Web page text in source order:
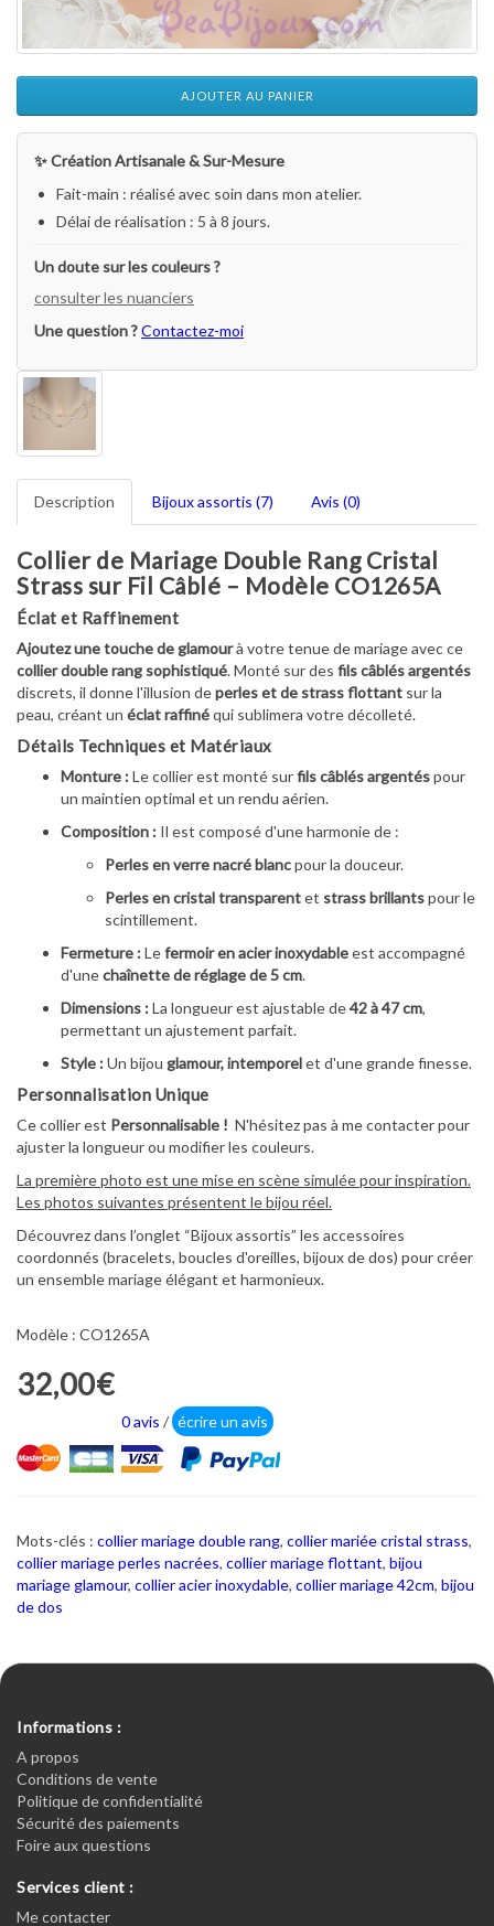
AJOUTER AU PANIER
✨ Création Artisanale & Sur-Mesure
Fait-main : réalisé avec soin dans mon atelier.
Délai de réalisation : 5 à 8 jours.
Un doute sur les couleurs ?
consulter les nuanciers
Une question ?Contactez-moi
Description Bijoux assortis (7) Avis (0)
Collier de Mariage Double Rang Cristal
Strass sur Fil Câblé – Modèle CO1265A
Éclat et Raffinement
Ajoutez une touche de glamourà votre tenue de mariage avec ce
collier double rang sophistiqué. Monté sur des fils câblés argentés
discrets, il donne l'illusion deperles et de strass flottant sur la
peau, créant un éclat raffinéqui sublimera votre décolleté.
Détails Techniques et Matériaux
Monture :Le collier est monté surfils câblés argentéspour
un maintien optimal et un rendu aérien.
Composition : Il est composé d'une harmonie de :
Perles en verre nacré blancpour la douceur.
Perles en cristal transparentet strass brillantspour le
scintillement.
Fermeture :Lefermoir en acier inoxydableest accompagné
d'unechaînette de réglage de 5 cm.
Dimensions :La longueur est ajustable de42 à 47 cm,
permettant un ajustement parfait.
Style :Un bijou glamour, intemporelet d'une grande finesse.
Personnalisation Unique
Ce collier est Personnalisable ! N'hésitez pas à me contacter pour
ajuster la longueur ou modifier les couleurs.
La première photo est une mise en scène simulée pour inspiration.
Les photos suivantes présentent le bijou réel.
Découvrez dans l’onglet “Bijoux assortis” les accessoires
coordonnés (bracelets, boucles d'oreilles, bijoux de dos) pour créer
un ensemble mariage élégant et harmonieux.
Modèle : CO1265A
32,00€
0 avis / écrire un avis
Mots-clés : collier mariage double rang, collier mariée cristal strass,
collier mariage perles nacrées, collier mariage flottant, bijou
mariage glamour, collier acier inoxydable, collier mariage 42cm, bijou
de dos
Informations :
A propos
Conditions de vente
Politique de confidentialité
Sécurité des paiements
Foire aux questions
Services client :
Me contacter